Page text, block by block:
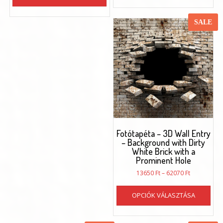
terméknek
több
variációja
van.
változatok
termékoldalon
választhatók
van.
A
a
ki
SALE
Fotótapéta – 3D Wall Entry
– Background with Dirty
White Brick with a
Prominent Hole
13650 Ft– 62070 Ft
62070 Ft
OPCIÓK VÁLASZTÁSA